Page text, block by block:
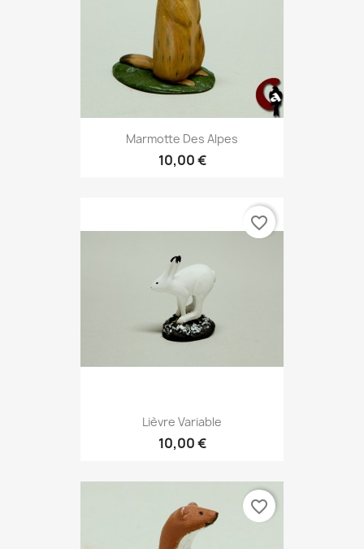
Marmotte Des Alpes
10,00 €
Lièvre Variable
10,00 €
favorite_border
favorite_border